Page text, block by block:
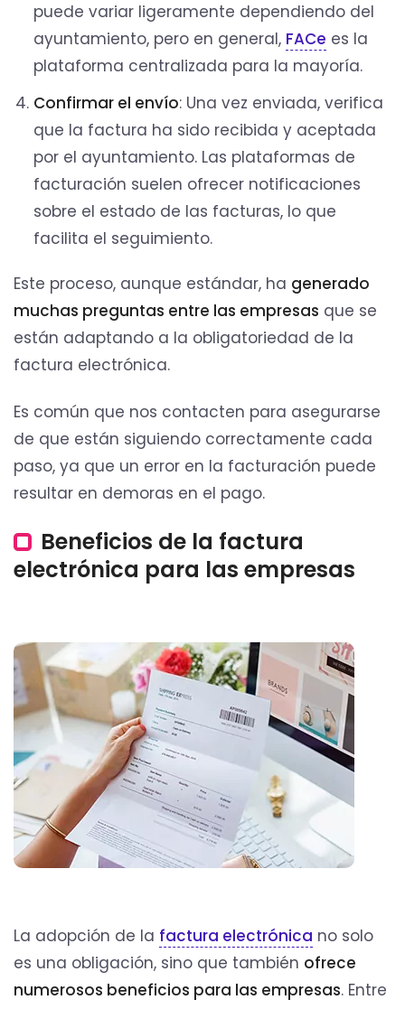
puede variar ligeramente dependiendo del
ayuntamiento, pero en general, FACe es la
plataforma centralizada para la mayoría.
Confirmar el envío: Una vez enviada, verifica
que la factura ha sido recibida y aceptada
por el ayuntamiento. Las plataformas de
facturación suelen ofrecer notificaciones
sobre el estado de las facturas, lo que
facilita el seguimiento.
Este proceso, aunque estándar, ha generado
muchas preguntas entre las empresas que se
están adaptando a la obligatoriedad de la
factura electrónica.
Es común que nos contacten para asegurarse
de que están siguiendo correctamente cada
paso, ya que un error en la facturación puede
resultar en demoras en el pago.
Beneficios de la factura
electrónica para las empresas
La adopción de la factura electrónica no solo
es una obligación, sino que también ofrece
numerosos beneficios para las empresas. Entre